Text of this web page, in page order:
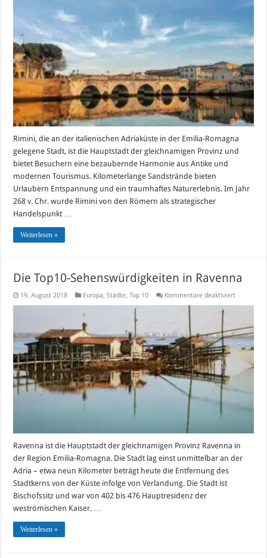
Rimini, die an der italienischen Adriaküste in der Emilia-Romagna
gelegene Stadt, ist die Hauptstadt der gleichnamigen Provinz und
bietet Besuchern eine bezaubernde Harmonie aus Antike und
modernen Tourismus. Kilometerlange Sandstrände bieten
Urlaubern Entspannung und ein traumhaftes Naturerlebnis. Im Jahr
268 v. Chr. wurde Rimini von den Römern als strategischer
Handelspunkt …
Weiterlesen »
Die Top10-Sehenswürdigkeiten in Ravenna
19. August 2018 Europa,Städte,Top 10 Kommentare deaktiviertfür
Ravenna
Ravenna ist die Hauptstadt der gleichnamigen Provinz Ravenna in
der Region Emilia-Romagna. Die Stadt lag einst unmittelbar an der
Adria – etwa neun Kilometer beträgt heute die Entfernung des
Stadtkerns von der Küste infolge von Verlandung. Die Stadt ist
Bischofssitz und war von 402 bis 476 Hauptresidenz der
weströmischen Kaiser. …
Weiterlesen »